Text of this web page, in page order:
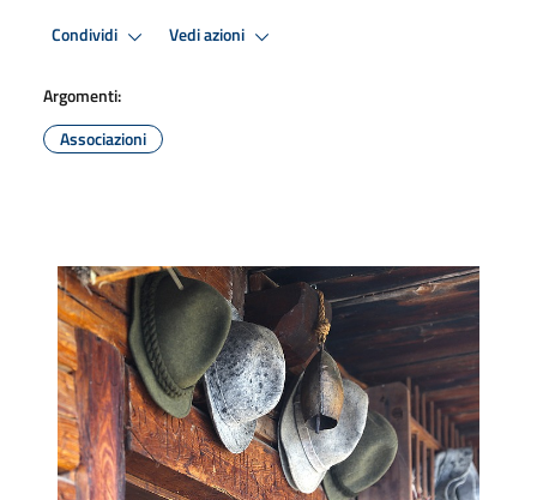
Condividi Vedi azioni
Argomenti:
Associazioni